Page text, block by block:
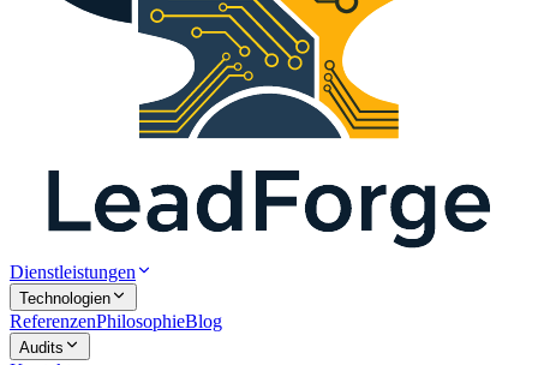
Dienstleistungen
Technologien
ReferenzenPhilosophieBlog
Audits